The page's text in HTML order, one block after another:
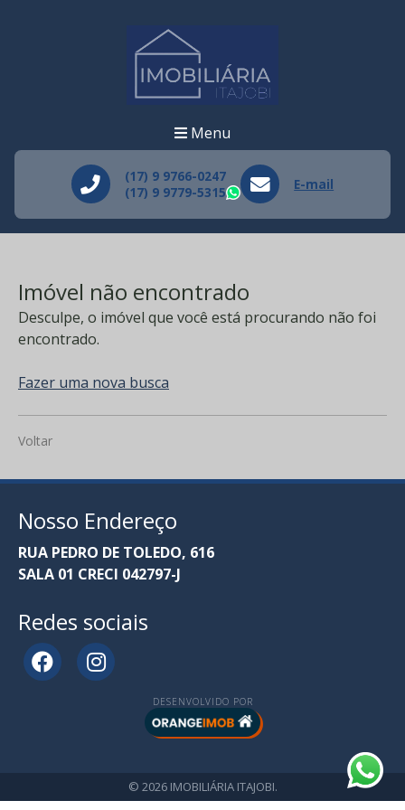
Menu
(17) 9 9766-0247
(17) 9 9779-5315
WhatsApp
E-mail
Imóvel não encontrado
Desculpe, o imóvel que você está procurando não foi
encontrado.
Fazer uma nova busca
Voltar
Nosso Endereço
RUA PEDRO DE TOLEDO, 616
SALA 01 CRECI 042797-J
Redes sociais
DESENVOLVIDO POR
© 2026 IMOBILIÁRIA ITAJOBI.